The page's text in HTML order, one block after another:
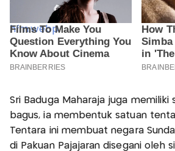
Sri Baduga Maharaja juga memiliki
bagus, ia membentuk satuan
Tentara ini membuat negara
di Pakuan Pajajaran disegani oleh